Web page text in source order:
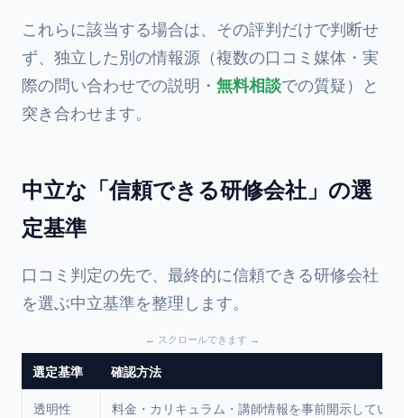
これらに該当する場合は、その評判だけで判断せ
ず、独立した別の情報源（複数の口コミ媒体・実
際の問い合わせでの説明・ 無料相談での質疑）と
突き合わせます。
中立な「信頼できる研修会社」の選
定基準
口コミ判定の先で、最終的に信頼できる研修会社
を選ぶ中立基準を整理します。
選定基準 確認方法
透明性 料金・カリキュラム・講師情報を事前開示してい